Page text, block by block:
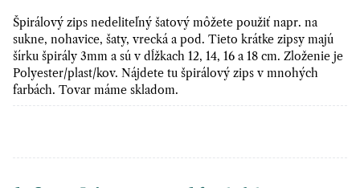
Špirálový zips nedeliteľný šatový môžete použiť napr. na
sukne, nohavice, šaty, vrecká a pod. Tieto krátke zipsy majú
šírku špirály 3mm a sú v dĺžkach 12, 14, 16 a 18 cm. Zloženie je
Polyester/plast/kov. Nájdete tu špirálový zips v mnohých
farbách. Tovar máme skladom.